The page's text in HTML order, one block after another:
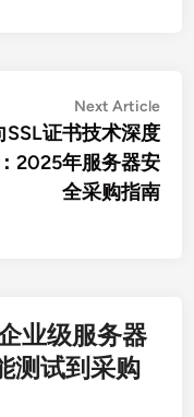
Next Article
SSL证书技术深度
2025年服务器安
全采购指南
业级服务器
测试到采购